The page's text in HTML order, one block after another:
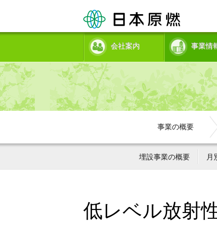
会社案内 事業情
事業の概要
埋設事業の概要 月
低レベル放射